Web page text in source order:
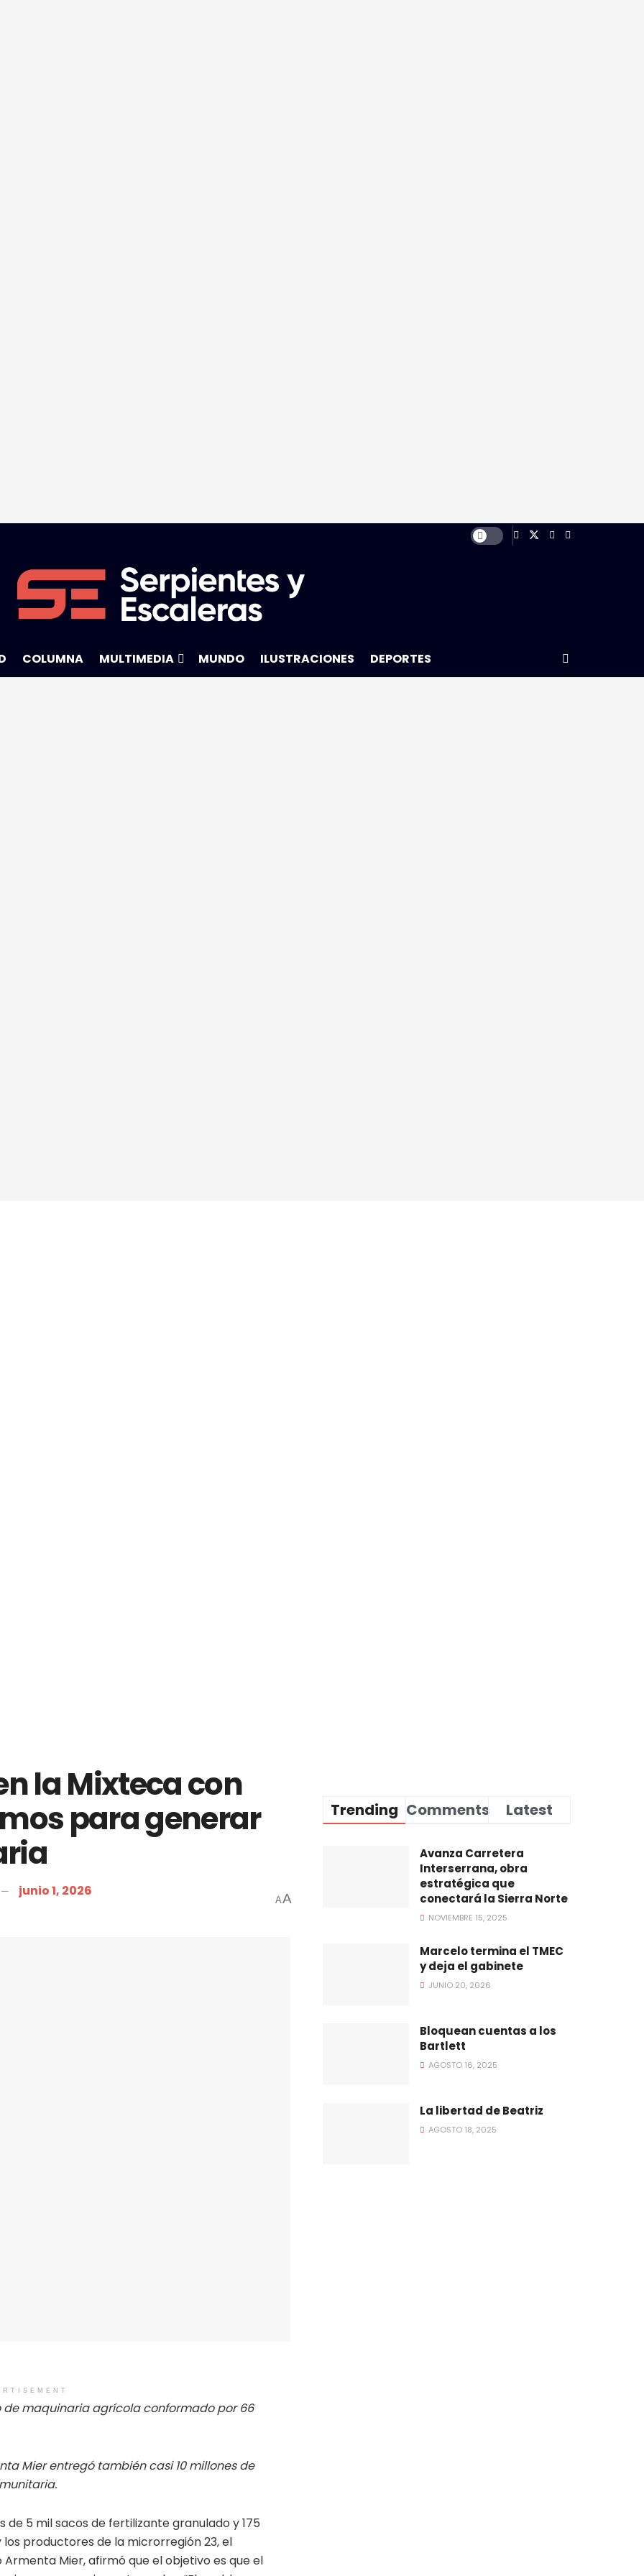
COLUMNA MULTIMEDIA MUNDO ILUSTRACIONES DEPORTES
la Mixteca con
para generar
junio 1, 2026
AA
maquinaria agrícola conformado por 66
Mier entregó también casi 10 millones de
de 5 mil sacos de fertilizante granulado y 175
los productores de la microrregión 23, el
Mier, afirmó que el objetivo es que el
Trending Comments Latest
Avanza Carretera
Interserrana, obra
estratégica que
conectará la Sierra Norte
NOVIEMBRE 15, 2025
Marcelo termina el TMEC
y deja el gabinete
JUNIO 20, 2026
Bloquean cuentas a los
Bartlett
AGOSTO 16, 2025
La libertad de Beatriz
AGOSTO 18, 2025